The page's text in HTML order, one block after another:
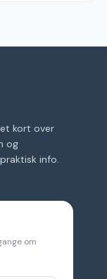
kort over
og
info.
om